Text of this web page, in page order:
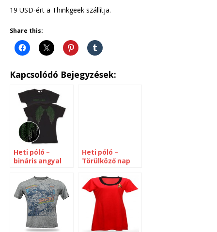
19 USD-ért a Thinkgeek szállítja.
Share this:
Kapcsolódó Bejegyzések:
Heti póló –
bináris angyal
Heti póló –
Törülköző nap